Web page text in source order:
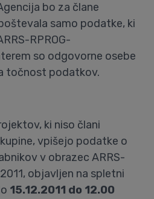
bo za člane
samo podatke, ki
RPROG-
so odgovorne osebe
točnost podatkov.
ki niso člani
vpišejo podatke o
v obrazec ARRS-
objavljen na spletni
15.12.2011 do 12.00